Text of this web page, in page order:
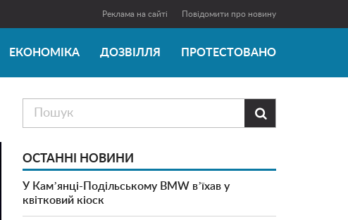
Реклама на сайті Повідомити про новину
ЕКОНОМІКА ДОЗВІЛЛЯ ПРОТЕСТОВАНО

ОСТАННІ НОВИНИ
У Камʼянці-Подільському BMW вʼїхав у
квітковий кіоск